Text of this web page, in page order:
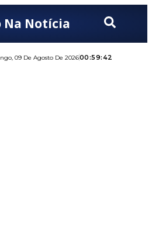
Na Notícia
09 De Agosto De 202600:59:44